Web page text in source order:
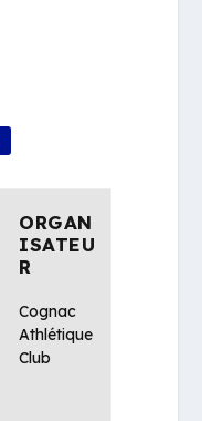
ORGAN
ISATEU
R
Cognac
Athlétique
Club